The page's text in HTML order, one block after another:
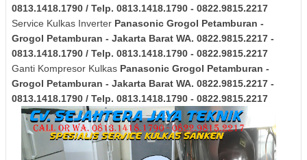
0813.1418.1790 / Telp. 0813.1418.1790 - 0822.9815.2217
Service Kulkas Inverter Panasonic Grogol Petamburan -
Grogol Petamburan - Jakarta Barat WA. 0822.9815.2217 -
0813.1418.1790 / Telp. 0813.1418.1790 - 0822.9815.2217
Ganti Kompresor Kulkas Panasonic Grogol Petamburan -
Grogol Petamburan - Jakarta Barat WA. 0822.9815.2217 -
0813.1418.1790 / Telp. 0813.1418.1790 - 0822.9815.2217